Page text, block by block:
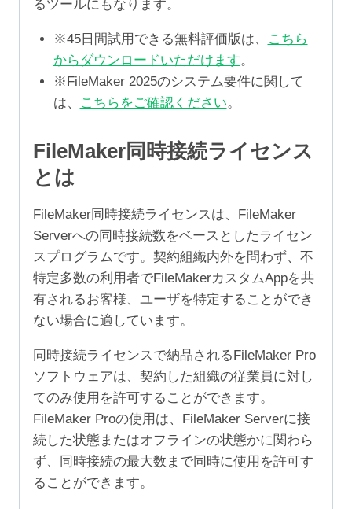
るツールにもなります。
※45日間試用できる無料評価版は、
こちら
からダウンロードいただけます。
※FileMaker 2025のシステム要件に関して
は、
こちらをご確認ください。
FileMaker同時接続ライセンス
とは
FileMaker同時接続ライセンスは、FileMaker
Serverへの同時接続数をベースとしたライセン
スプログラムです。契約組織内外を問わず、不
特定多数の利用者でFileMakerカスタムAppを共
有されるお客様、ユーザを特定することができ
ない場合に適しています。
同時接続ライセンスで納品されるFileMaker Pro
ソフトウェアは、契約した組織の従業員に対し
てのみ使用を許可することができます。
FileMaker Proの使用は、FileMaker Serverに接
続した状態またはオフラインの状態かに関わら
ず、同時接続の最大数まで同時に使用を許可す
ることができます。